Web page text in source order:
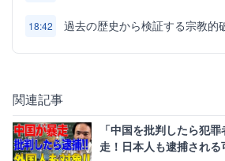
18:42 過去の歴史から検証する宗教的
関連記事
「中国を批判したら犯
走！日本人も逮捕され